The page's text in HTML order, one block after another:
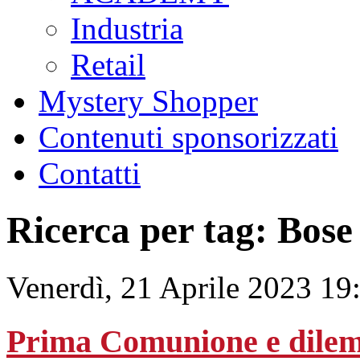
Industria
Retail
Mystery Shopper
Contenuti sponsorizzati
Contatti
Ricerca per tag: Bose
Venerdì, 21 Aprile 2023
Prima Comunione e